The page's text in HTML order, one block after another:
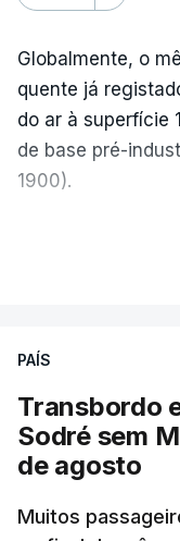
Globalmente, o
quente já
do ar à superfície
de base pré-
1900).
excecional de
Embora estas
as ondas de
ondas de calor
para a região.
PAÍS
Transbordo
Sodré sem
de agosto
Muitos